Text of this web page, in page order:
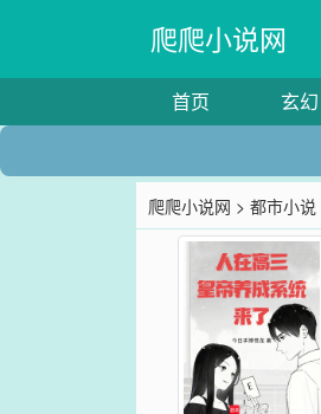
爬爬小说网
首页 玄幻
爬爬小说网 >都市小说